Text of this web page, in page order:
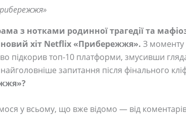
з нотками родинної трагедії та
хіт Netflix «Прибережжя». З моменту
підкорив топ-10 платформи, змусивши
запитання після фінального
у всьому, що вже відомо — від